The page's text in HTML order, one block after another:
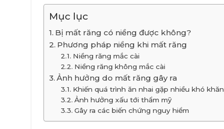
Mục lục
Bị mất răng có niềng được không?
Phương pháp niềng khi mất răng
Niềng răng mắc cài
Niềng răng không mắc cài
Ảnh hưởng do mất răng gây ra
Khiến quá trình ăn nhai gặp nhiều khó khăn
Ảnh hưởng xấu tới thẩm mỹ
Gây ra các biến chứng nguy hiểm